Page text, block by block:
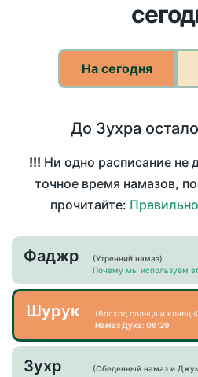
На сегодня
До Зухра
!!! Ни одно расписание не
точное время намазов,
прочитайте:
Фаджр
(Утренний намаз)
Почему мы используем
Шурук
(Восход солнца и конец
Намаз Духа: 06:29
Зухр (Обеденный намаз и